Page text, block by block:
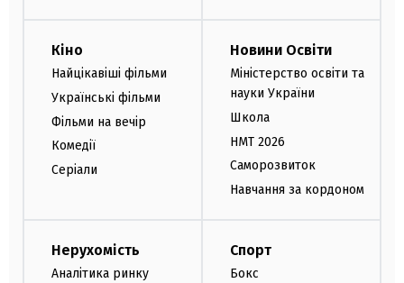
Кіно
Найцікавіші фільми
Українські фільми
Фільми на вечір
Комедії
Серіали
Новини Освіти
Міністерство освіти та
науки України
Школа
НМТ 2026
Саморозвиток
Навчання за кордоном
Нерухомість
Аналітика ринку
Спорт
Бокс